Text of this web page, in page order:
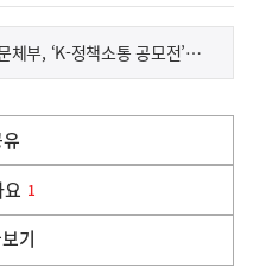
정책을 제대로 알리고 싶다면…문체부, ‘K-정책소통 공모전’ 개최
1
보기